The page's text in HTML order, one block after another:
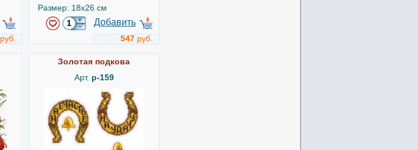
руб.
Размер: 18x26 см
Добавить
547 руб.
Золотая подкова
Арт. р-159